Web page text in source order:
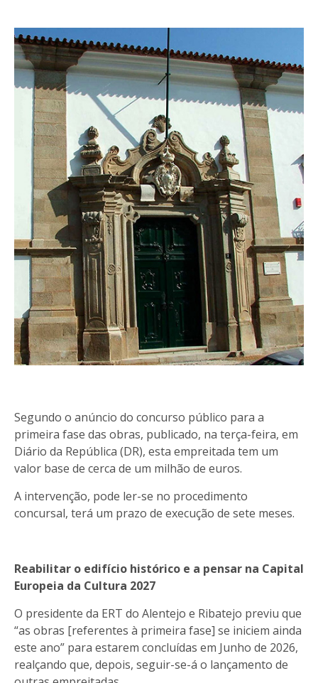
Segundo o anúncio do concurso público para a
primeira fase das obras, publicado, na terça-feira, em
Diário da República (DR), esta empreitada tem um
valor base de cerca de um milhão de euros.
A intervenção, pode ler-se no procedimento
concursal, terá um prazo de execução de sete meses.
Reabilitar o edifício histórico e a pensar na Capital
Europeia da Cultura 2027
O presidente da ERT do Alentejo e Ribatejo previu que
“as obras [referentes à primeira fase] se iniciem ainda
este ano” para estarem concluídas em Junho de 2026,
realçando que, depois, seguir-se-á o lançamento de